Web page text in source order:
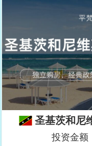
圣基茨和尼
投资金额